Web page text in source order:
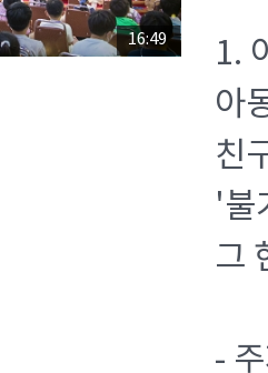
16:49
1.
아
친
'불
그
-